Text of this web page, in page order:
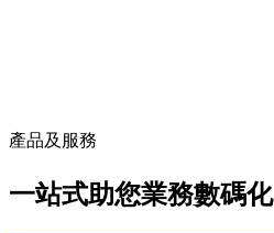
產品及服務
一站式助您業務數碼化